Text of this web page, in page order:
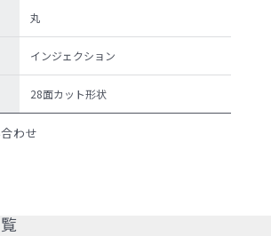
リティポリ
丸
インジェクション
28面カット形状
わせ